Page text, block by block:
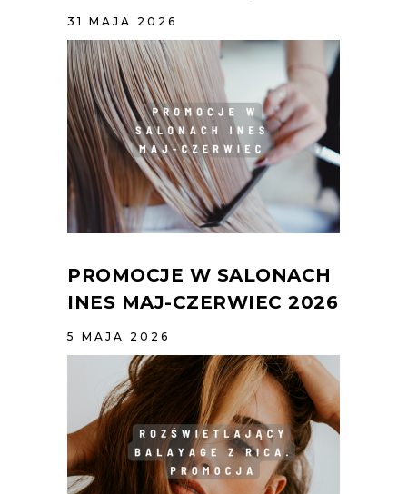
31 MAJA 2026
PROMOCJE W SALONACH
INES MAJ-CZERWIEC 2026
5 MAJA 2026